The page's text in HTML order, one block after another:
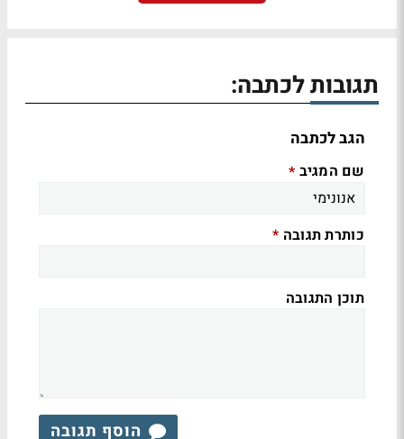
תגובות לכתבה:
הגב לכתבה
שם המגיב *
כותרת תגובה *
תוכן התגובה
הוסף תגובה